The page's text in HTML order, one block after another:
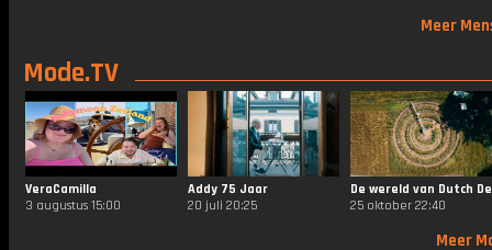
Meer
Mode.TV
VeraCamilla
3 augustus 15:00
Addy 75 Jaar
20 juli 20:25
25 oktober 22:40
Meer